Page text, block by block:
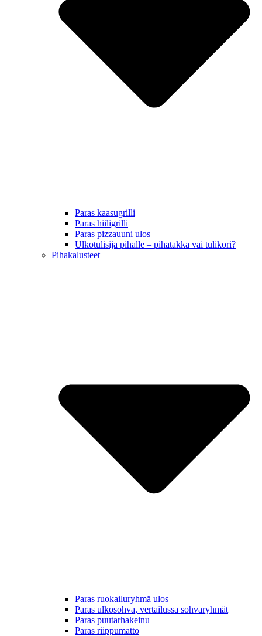
Paras kaasugrilli
Paras hiiligrilli
Paras pizzauuni ulos
Ulkotulisija pihalle – pihatakka vai tulikori?
Pihakalusteet
Paras ruokailuryhmä ulos
Paras ulkosohva, vertailussa sohvaryhmät
Paras puutarhakeinu
Paras riippumatto